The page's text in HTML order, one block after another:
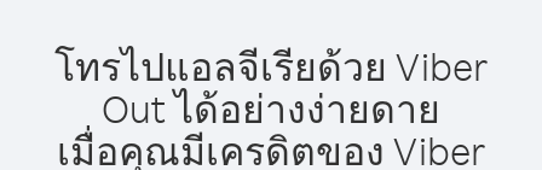
โทรไปแอลจีเรียด้วย Viber
Out ได้อย่างง่ายดาย
เมื่อคุณมีเครดิตของ Viber